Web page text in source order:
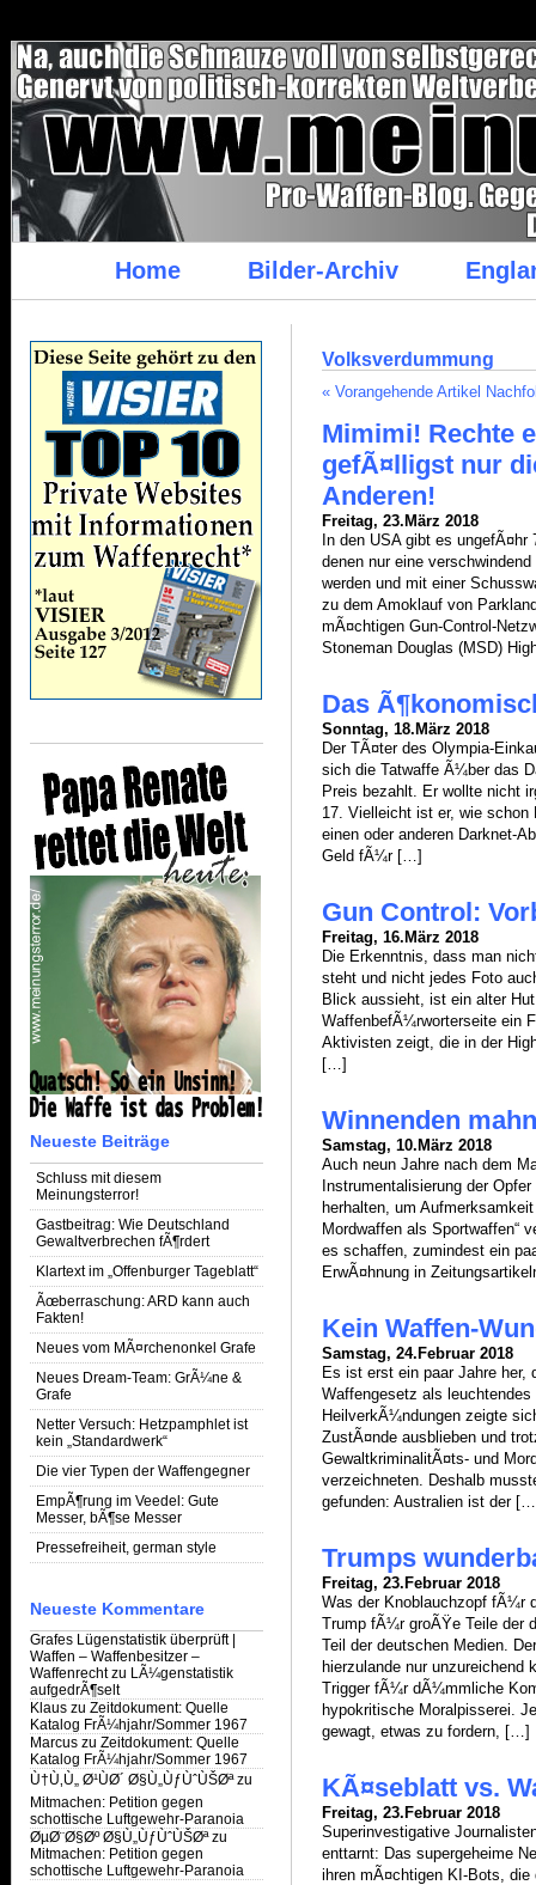
Home Bilder-Archiv
Neueste Beiträge
Schluss mit diesem
Meinungsterror!
Gastbeitrag: Wie Deutschland
Gewaltverbrechen fÃ¶rdert
Klartext im „Offenburger Tageblatt“
Ãœberraschung: ARD kann auch
Fakten!
Neues vom MÃ¤rchenonkel Grafe
Neues Dream-Team: GrÃ¼ne &
Grafe
Netter Versuch: Hetzpamphlet ist
kein „Standardwerk“
Die vier Typen der Waffengegner
EmpÃ¶rung im Veedel: Gute
Messer, bÃ¶se Messer
Pressefreiheit, german style
Neueste Kommentare
Grafes Lügenstatistik überprüft |
Waffen – Waffenbesitzer –
Waffenrechtzu LÃ¼genstatistik
aufgedrÃ¶selt
Klaus zu Zeitdokument: Quelle
Katalog FrÃ¼hjahr/Sommer 1967
Marcus zu Zeitdokument: Quelle
Katalog FrÃ¼hjahr/Sommer 1967
Ù†Ù‚Ù„ Ø¹ÙØ´ Ø§Ù„ÙƒÙˆÙŠØªzu
Mitmachen: Petition gegen
schottische Luftgewehr-Paranoia
ØµØ¨Ø§Øº Ø§Ù„ÙƒÙˆÙŠØªzu
Mitmachen: Petition gegen
schottische Luftgewehr-Paranoia
Volksverdummung
« Vorangehende Artikel
Mimimi! Rechte
gefÃ¤lligst nur
Anderen!
Freitag, 23.März 2018
In den USA gibt es
denen nur eine
werden und mit einer
zu dem Amoklauf von
mÃ¤chtigen Gun-Control-
Stoneman Douglas (MSD)
Das
Sonntag, 18.März 2018
Der TÃ¤ter des Olympia-
sich die Tatwaffe Ã¼ber das
Preis bezahlt. Er wollte nicht
17. Vielleicht ist er, wie schon
einen oder anderen Darknet-
Geld fÃ¼r […]
Gun Control:
Freitag, 16.März 2018
Die Erkenntnis, dass man
steht und nicht jedes Foto
Blick aussieht, ist ein alter
WaffenbefÃ¼rworterseite ein
Aktivisten zeigt, die in der
[…]
Winnenden
Samstag, 10.März 2018
Auch neun Jahre nach dem
Instrumentalisierung der
herhalten, um
Mordwaffen als Sportwaffen“
es schaffen, zumindest ein
ErwÃ¤hnung in
Kein Waffen-
Samstag, 24.Februar 2018
Es ist erst ein paar Jahre her,
Waffengesetz als
HeilverkÃ¼ndungen zeigte
ZustÃ¤nde ausblieben und
GewaltkriminalitÃ¤ts- und
verzeichneten. Deshalb
gefunden: Australien ist der
Trumps
Freitag, 23.Februar 2018
Was der Knoblauchzopf fÃ¼r
Trump fÃ¼r groÃŸe Teile der
Teil der deutschen Medien.
hierzulande nur unzureichend
Trigger fÃ¼r dÃ¼mmliche
hypokritische Moralpisserei.
gewagt, etwas zu fordern, […]
KÃ¤seblatt vs.
Freitag, 23.Februar 2018
Superinvestigative
enttarnt: Das supergeheime
ihren mÃ¤chtigen KI-Bots,